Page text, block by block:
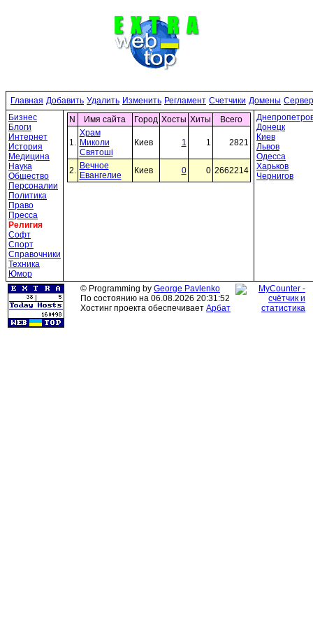
Главная Добавить Удалить Изменить Регламент Счетчики Домены
Бизнес
Блоги
Интернет
История
Медицина
Наука
Общество
Персоналии
Политика
Право
Пресса
Религия
Софт
Спорт
Справочники
Техника
Юмор
N Имя сайта Город Хосты Хиты Всего
1.
Храм
Миколи
Святоші
Киев 1 1 2821
2. Вечное
Евангелие
Киев 0 0 2662214
Донецк
Киев
Львов
Одесса
Харьков
Чернигов
© Programming by George Pavlenko
По состоянию на 06.08.2026 20:31:52
Хостинг проекта обеспечивает Арбат